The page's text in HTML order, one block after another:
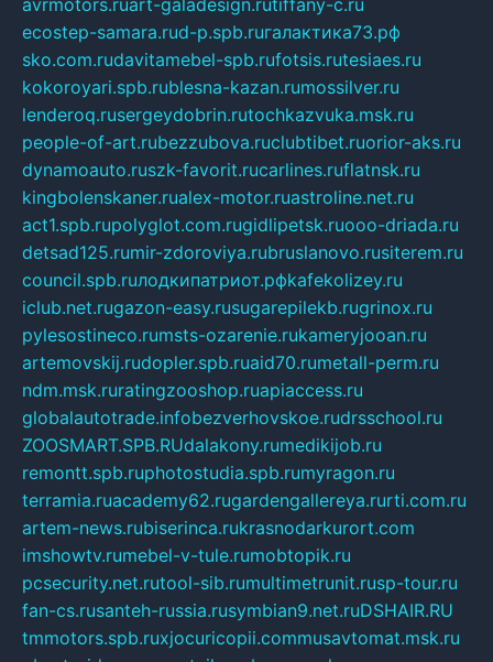
avrmotors.ruart-galadesign.rutiffany-c.ru
ecostep-samara.rud-p.spb.ruгалактика73.рф
sko.com.rudavitamebel-spb.rufotsis.rutesiaes.ru
kokoroyari.spb.rublesna-kazan.rumossilver.ru
lenderoq.rusergeydobrin.rutochkazvuka.msk.ru
people-of-art.rubezzubova.ruclubtibet.ruorior-aks.ru
dynamoauto.ruszk-favorit.rucarlines.ruflatnsk.ru
kingbolenskaner.rualex-motor.ruastroline.net.ru
act1.spb.rupolyglot.com.rugidlipetsk.ruooo-driada.ru
detsad125.rumir-zdoroviya.rubruslanovo.rusiterem.ru
council.spb.ruлодкипатриот.рфkafekolizey.ru
iclub.net.rugazon-easy.rusugarepilekb.rugrinox.ru
pylesostineco.rumsts-ozarenie.rukameryjooan.ru
artemovskij.rudopler.spb.ruaid70.rumetall-perm.ru
ndm.msk.ruratingzooshop.ruapiaccess.ru
globalautotrade.infobezverhovskoe.rudrsschool.ru
ZOOSMART.SPB.RUdalakony.rumedikijob.ru
remontt.spb.ruphotostudia.spb.rumyragon.ru
terramia.ruacademy62.rugardengallereya.rurti.com.ru
artem-news.rubiserinca.rukrasnodarkurort.com
imshowtv.rumebel-v-tule.rumobtopik.ru
pcsecurity.net.rutool-sib.rumultimetrunit.rusp-tour.ru
fan-cs.rusanteh-russia.rusymbian9.net.ruDSHAIR.RU
tmmotors.spb.ruxjocuricopii.commusavtomat.msk.ru